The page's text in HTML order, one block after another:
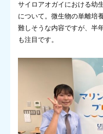
サイロアオガイにおける幼
について。微生物の単離培
難しそうな内容ですが、半
も注目です。